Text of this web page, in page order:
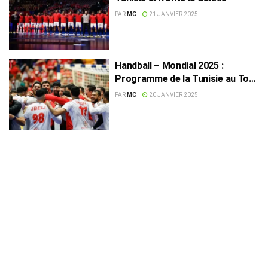
PAR MC 21 JANVIER 2025
Handball – Mondial 2025 :
Programme de la Tunisie au Tour
principal
PAR MC 20 JANVIER 2025